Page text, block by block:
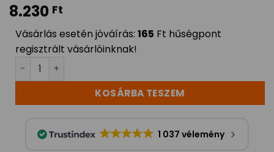
8.230 Ft
Vásárlás esetén jóváírás: 165 Ft hűségpont
regisztrált vásárlóinknak!
venturi injektor szívócső DSFI-0334L mennyiség
KOSÁRBA TESZEM
1 037 vélemény